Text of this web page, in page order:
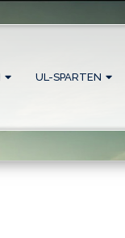
UL-SPARTEN